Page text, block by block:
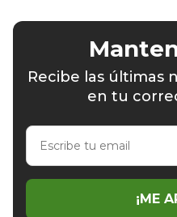
Recibe las últimas
en tu
Escribe
email
¡ME